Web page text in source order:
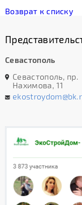
Возврат к списку
Севастополь
Севастополь, пр.
Нахимова, 11